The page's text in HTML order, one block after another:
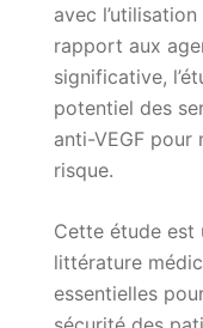
avec
rapport aux
significative,
potentiel des
anti-VEGF pour
risque.
Cette étude est
littérature
essentielles